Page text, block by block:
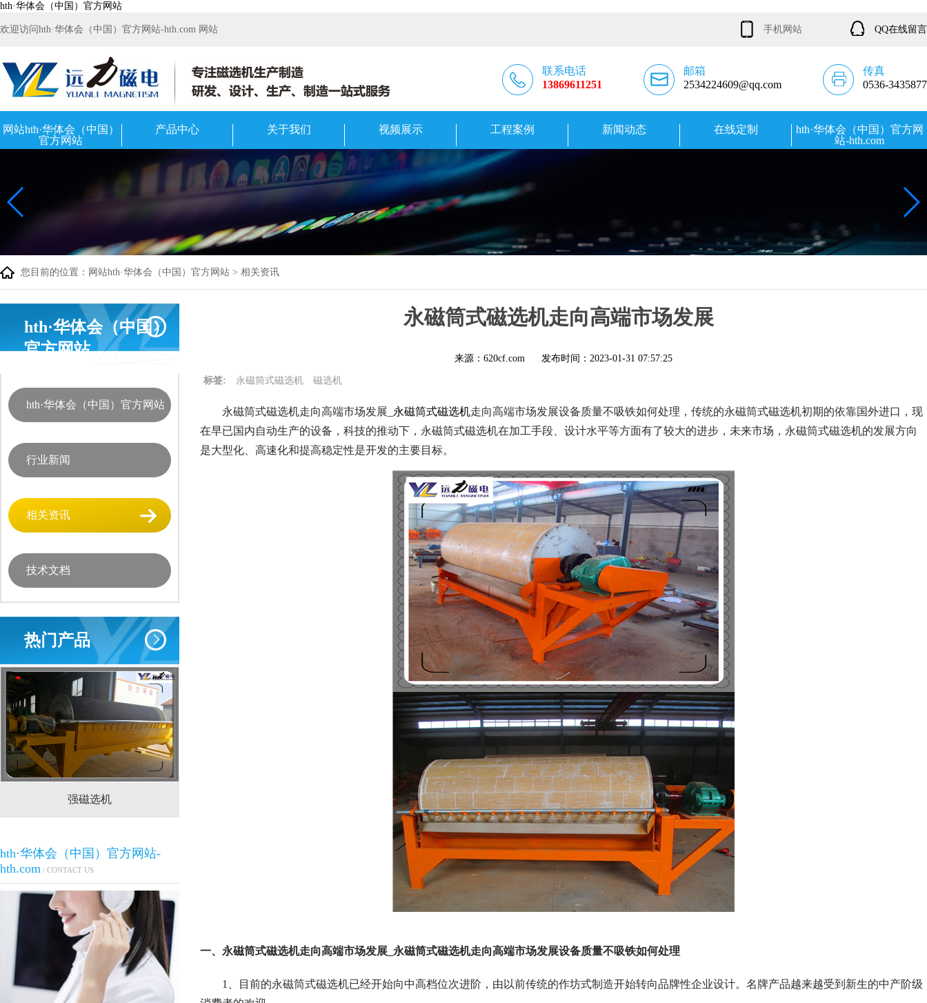
hth·华体会（中国）官方网站
欢迎访问hth·华体会（中国）官方网站-hth.com 网站 手机网站 QQ在线留言
联系电话
13869611251
邮箱
2534224609@qq.com
传真
0536-3435877
网站hth·华体会（中国）
官方网站
产品中心 关于我们 视频展示 工程案例 新闻动态 在线定制
hth·华体会（中国）官方网
站-hth.com
您目前的位置： 网站hth·华体会（中国）官方网站 > 相关资讯
hth·华体会（中国）
官方网站
hth·华体会（中国）官方网站
行业新闻
相关资讯
技术文档
热门产品
强磁选机 稀土永磁辊式强磁选机 RCT系列全磁永磁滚筒
hth·华体会（中国）官方网站-
hth.com / CONTACT US
永磁筒式磁选机走向高端市场发展
来源：620cf.com 发布时间： 2023-01-31 07:57:25
标签: 永磁筒式磁选机 磁选机
永磁筒式磁选机走向高端市场发展_ 永磁筒式磁选机走向高端市场发展设备质量不吸铁如何处理， 传统的永磁筒式磁选机初期的依靠国外进口，现
在早已国内自动生产的设备，科技的推动下，永磁筒式磁选机在加工手段、设计水平等方面有了较大的进步，未来市场，永磁筒式磁选机的发展方向
是大型化、高速化和提高稳定性是开发的主要目标。
一、永磁筒式磁选机走向高端市场发展_永磁筒式磁选机走向高端市场发展设备质量不吸铁如何处理
1、目前的永磁筒式磁选机已经开始向中高档位次进阶，由以前传统的作坊式制造开始转向品牌性企业设计。名牌产品越来越受到新生的中产阶级